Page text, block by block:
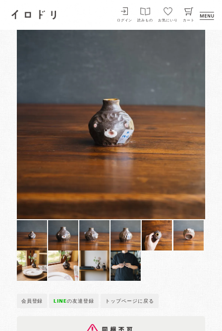
イロドリ
ログイン 読みもの お気にいり カート
会員登録 LINEの友達登録 トップページに戻る